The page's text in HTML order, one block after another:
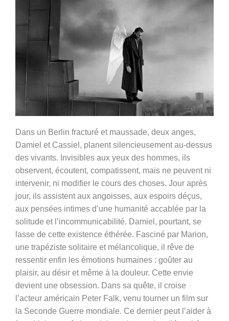
Dans un Berlin fracturé et maussade, deux anges,
Damiel et Cassiel, planent silencieusement au-dessus
des vivants. Invisibles aux yeux des hommes, ils
observent, écoutent, compatissent, mais ne peuvent ni
intervenir, ni modifier le cours des choses. Jour après
jour, ils assistent aux angoisses, aux espoirs déçus,
aux pensées intimes d’une humanité accablée par la
solitude et l’incommunicabilité. Damiel, pourtant, se
lasse de cette existence éthérée. Fasciné par Marion,
une trapéziste solitaire et mélancolique, il rêve de
ressentir enfin les émotions humaines : goûter au
plaisir, au désir et même à la douleur. Cette envie
devient une obsession. Dans sa quête, il croise
l’acteur américain Peter Falk, venu tourner un film sur
la Seconde Guerre mondiale. Ce dernier peut l’aider à